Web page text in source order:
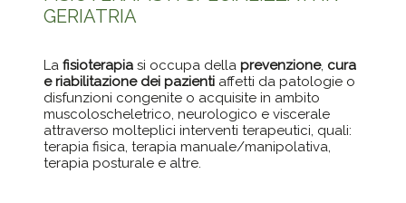
GERIATRIA
Lafisioterapia si occupa dellaprevenzione, cura
e riabilitazione dei pazienti affetti da patologie o
disfunzioni congenite o acquisite in ambito
muscoloscheletrico, neurologico e viscerale
attraverso molteplici interventi terapeutici, quali:
terapia fisica, terapia manuale/manipolativa,
terapia posturale e altre.